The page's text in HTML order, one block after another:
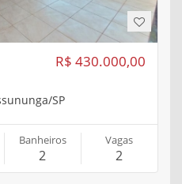
R$ 430.000,00
SP
Banheiros
2
Vagas
2